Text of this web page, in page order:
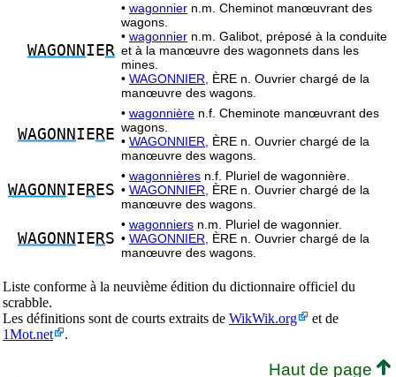
WAGONN IE R
• wagonnier n.m. Cheminot manœuvrant des
wagons.
• wagonnier n.m. Galibot, préposé à la conduite
et à la manœuvre des wagonnets dans les
mines.
• WAGONNIER,
ÈRE n. Ouvrier chargé de la
manœuvre des wagons.
WAGONN IE RE
• wagonnière n.f. Cheminote manœuvrant des
wagons.
• WAGONNIER,
ÈRE n. Ouvrier chargé de la
manœuvre des wagons.
WAGONN IE RES
• wagonnières n.f. Pluriel de wagonnière.
• WAGONNIER,
ÈRE n. Ouvrier chargé de la
manœuvre des wagons.
WAGONN IE RS
• wagonniers n.m. Pluriel de wagonnier.
• WAGONNIER,
ÈRE n. Ouvrier chargé de la
manœuvre des wagons.
Liste conforme à la neuvième édition du dictionnaire officiel du
scrabble.
Les définitions sont de courts extraits de WikWik.org
et de
1Mot.net
.
Haut de page